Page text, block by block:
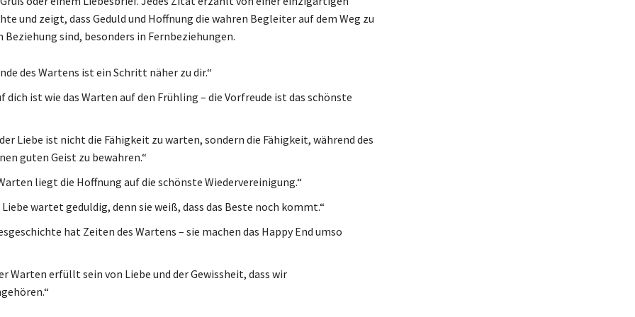
und zeigt, dass Geduld und Hoffnung die wahren Begleiter auf dem Weg zu
sind, besonders in Fernbeziehungen.
des Wartens ist ein Schritt näher zu dir.“
dich ist wie das Warten auf den Frühling – die Vorfreude ist das schönste
Liebe ist nicht die Fähigkeit zu warten, sondern die Fähigkeit, während des
guten Geist zu bewahren.“
liegt die Hoffnung auf die schönste Wiedervereinigung.“
Liebe wartet geduldig, denn sie weiß, dass das Beste noch kommt.“
hat Zeiten des Wartens – sie machen das Happy End umso
Warten erfüllt sein von Liebe und der Gewissheit, dass wir